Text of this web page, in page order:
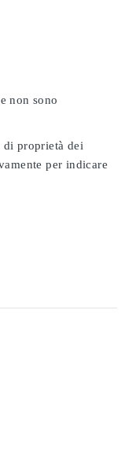
non sono
proprietà dei
per indicare